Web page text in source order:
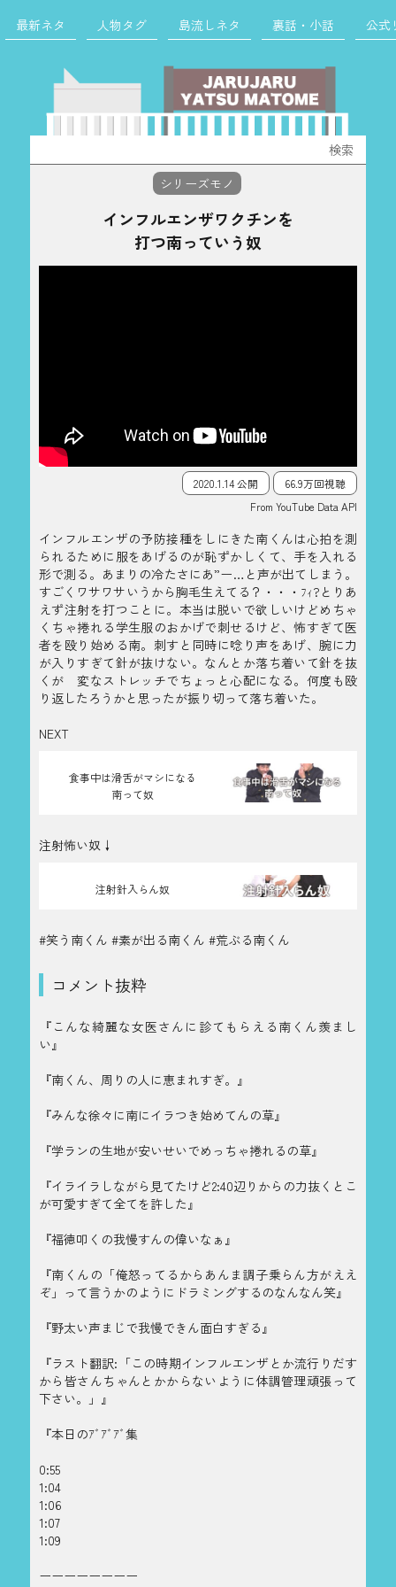
最新ネタ 人物タグ 島流しネタ 裏話・小話 公式
索:
シリーズモノ
インフルエンザワクチンを
打つ南っていう奴
2020.1.14 公開
66.9万回視聴
From YouTube Data API
インフルエンザの予防接種をしにきた南くんは心拍を測
られるために服をあげるのが恥ずかしくて、手を入れる
形で測る。あまりの冷たさにあ”ー…と声が出てしまう。
すごくワサワサいうから胸毛生えてる？・・・ﾌｨ?とりあ
えず注射を打つことに。本当は脱いで欲しいけどめちゃ
くちゃ捲れる学生服のおかげで刺せるけど、怖すぎて医
者を殴り始める南。刺すと同時に唸り声をあげ、腕に力
が入りすぎて針が抜けない。なんとか落ち着いて針を抜
くが 変なストレッチでちょっと心配になる。何度も殴
り返したろうかと思ったが振り切って落ち着いた。
NEXT
食事中は滑舌がマシになる
南って奴
注射怖い奴↓
注射針入らん奴
#笑う南くん #素が出る南くん #荒ぶる南くん
コメント抜粋
『こんな綺麗な女医さんに診てもらえる南くん羨まし
い』
『南くん、周りの人に恵まれすぎ。』
『みんな徐々に南にイラつき始めてんの草』
『学ランの生地が安いせいでめっちゃ捲れるの草』
『イライラしながら見てたけど2:40辺りからの力抜くとこ
が可愛すぎて全てを許した』
『福徳叩くの我慢すんの偉いなぁ』
『南くんの「俺怒ってるからあんま調子乗らん方がええ
ぞ」って言うかのようにドラミングするのなんなん笑』
『野太い声まじで我慢できん面白すぎる』
『ラスト翻訳:「この時期インフルエンザとか流行りだす
から皆さんちゃんとかからないように体調管理頑張って
下さい。」』
『本日のｱﾞｱﾞｱﾞ集
0:55
1:04
1:06
1:07
1:09
ーーーーーーーー